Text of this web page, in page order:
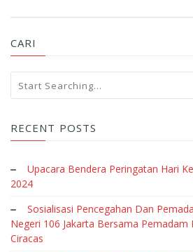
CARI
RECENT POSTS
Upacara Bendera Peringatan Hari
2024
Sosialisasi Pencegahan Dan
Negeri 106 Jakarta Bersama Pemadam
Ciracas